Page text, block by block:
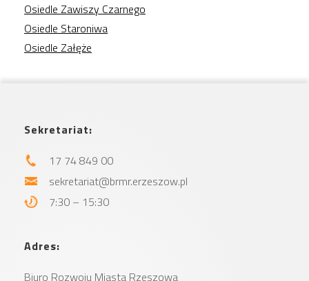
Osiedle Zawiszy Czarnego
Osiedle Staroniwa
Osiedle Załęże
Sekretariat:
17 74 849 00
sekretariat@brmr.erzeszow.pl
7:30 – 15:30
Adres:
Biuro Rozwoju Miasta Rzeszowa